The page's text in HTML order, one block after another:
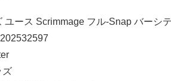
ユース Scrimmage フル-Snap バーシ
ズ